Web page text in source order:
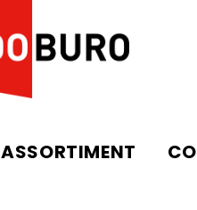
ASSORTIMENT